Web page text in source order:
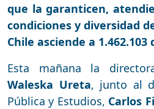
que la garanticen,
condiciones y diversidad
Chile asciende a 1.462.103
Esta mañana la
Waleska Ureta, junto al
Pública y Estudios, Carlos